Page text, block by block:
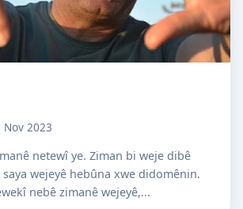
Nov 2023
netewî ye. Ziman bi weje dibê
wejeyê hebûna xwe didomênin.
nebê zimanê wejeyê,...